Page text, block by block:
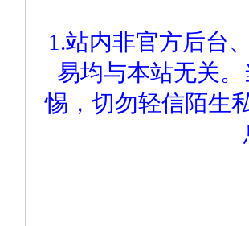
1.站内非官方后台
易均与本站无关
惕，切勿轻信陌生